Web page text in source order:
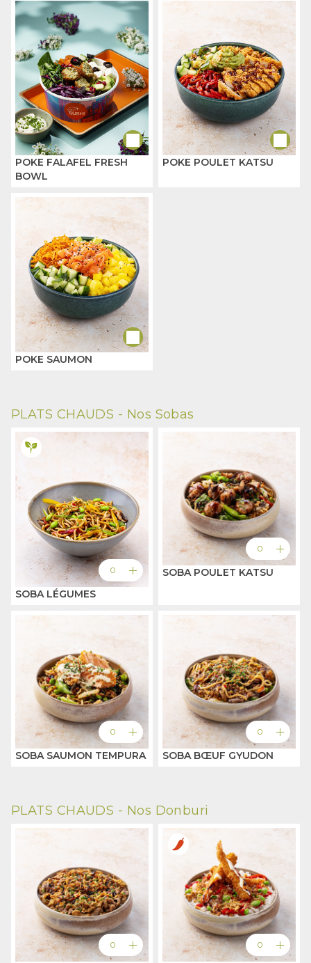
POKE FALAFEL FRESH
BOWL
POKE POULET KATSU
POKE SAUMON
PLATS CHAUDS - Nos Sobas
0 add
SOBA LÉGUMES
0 add
SOBA POULET KATSU
0 add
SOBA SAUMON TEMPURA
0 add
SOBA BŒUF GYUDON
PLATS CHAUDS - Nos Donburi
0 add 0 add